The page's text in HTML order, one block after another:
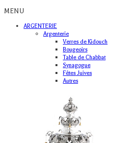
MENU
ARGENTERIE
Argenterie
Verres de Kidouch
Bougeoirs
Table de Chabbat
Synagogue
Fêtes Juives
Autres